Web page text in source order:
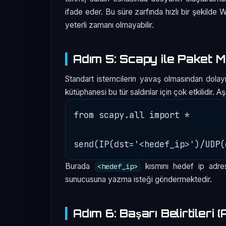
ifade eder. Bu süre zarfında hızlı bir şekilde
yeterli zamanı olmayabilir.
Adım 5: Scapy ile Paket
Standart istemcilerin yavaş olmasından
kütüphanesi bu tür saldırılar için çok etkilidir.
from scapy.all import *
Burada <hedef_ip>
kısmını hedef ip
sunucusuna yazma isteği göndermektedir.
Adım 6: Başarı Belirtileri